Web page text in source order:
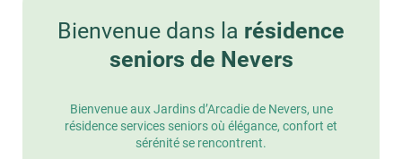
Bienvenue dans la résidence
seniors de Nevers
Bienvenue aux Jardins d’Arcadie de Nevers, une
résidence services seniors où élégance, confort et
sérénité se rencontrent.